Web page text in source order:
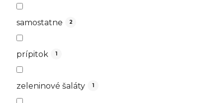
samostatne 2
prípitok 1
zeleninové šaláty 1